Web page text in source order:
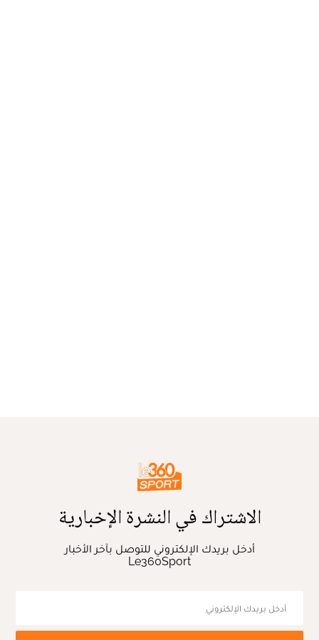
الاشتراك في النشرة الإخبارية
أدخل بريدك الإلكتروني للتوصل بآخر الأخبار
Le360Sport